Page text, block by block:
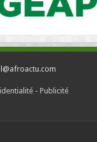
- Publicité